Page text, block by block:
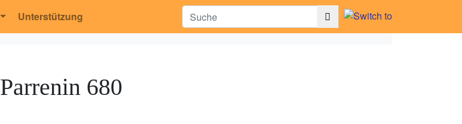
Unterstützung
Parrenin 680